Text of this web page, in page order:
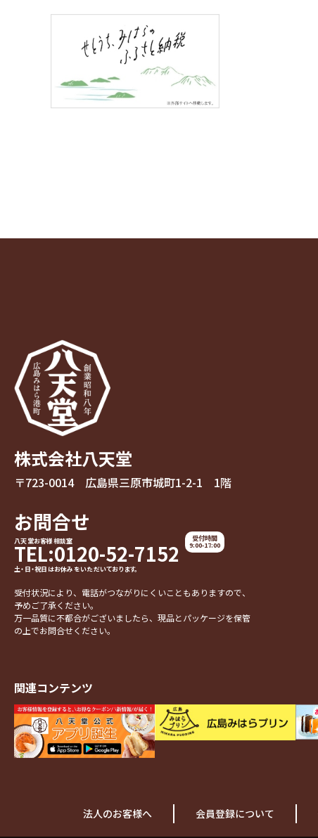
株式会社八天堂
〒723-0014 広島県三原市城町1-2-1 1階
お問合せ
八天堂お客様相談室
TEL:0120-52-7152
土・日・祝日はお休みをいただいております。
受付時間
9:00-17:00
受付状況により、電話がつながりにくいこともありますので、
予めご了承ください。
万一品質に不都合がございましたら、現品とパッケージを保管
の上でお問合せください。
関連コンテンツ
法人のお客様へ 会員登録について